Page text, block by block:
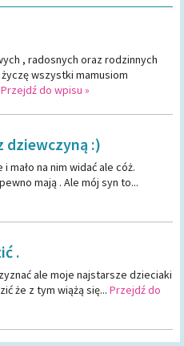
, radosnych oraz rodzinnych
wszystki mamusiom
Przejdź do wpisu »
dziewczyną :)
mało na nim widać ale cóż.
mają . Ale mój syn to...
.
ale moje najstarsze dzieciaki
że z tym wiążą się... Przejdź do